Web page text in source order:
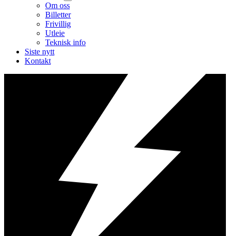
Om oss
Billetter
Frivillig
Utleie
Teknisk info
Siste nytt
Kontakt